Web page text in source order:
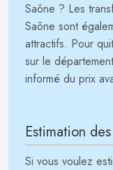
Saône ? Les
Saône sont
attractifs. Pour
sur le
informé du prix
Estimation
Si vous voulez